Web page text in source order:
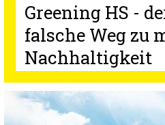
Greening HS -
falsche Weg zu
Nachhaltigkeit